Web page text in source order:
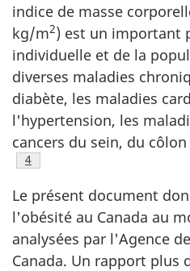
indice de masse
kg/m2) est un important
individuelle et de la
diverses maladies
diabète, les maladies
l'hypertension, les
cancers du sein, du
Note de bas de page
4
Le présent document
l'obésité au Canada au
analysées par l'Agence
Canada. Un rapport plus